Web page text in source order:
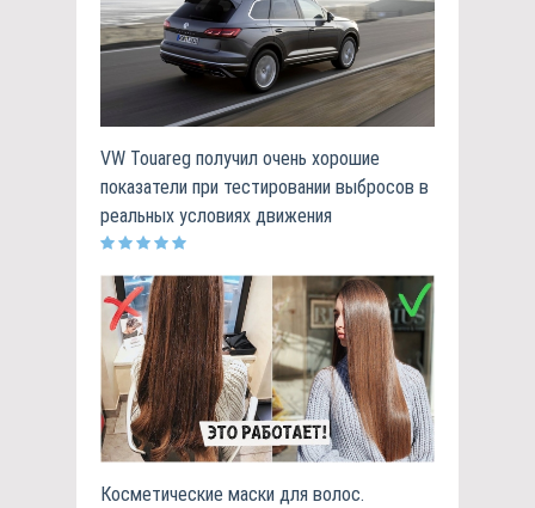
VW Touareg получил очень хорошие
показатели при тестировании выбросов в
реальных условиях движения
Косметические маски для волос.